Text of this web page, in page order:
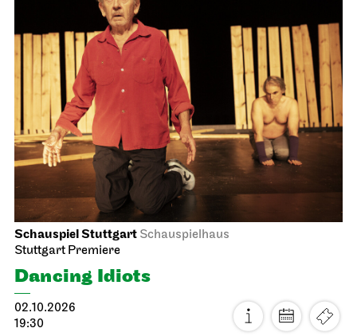
Schauspiel Stuttgart Schauspielhaus
Stuttgart Premiere
Dancing Idiots
02.10.2026
19:30